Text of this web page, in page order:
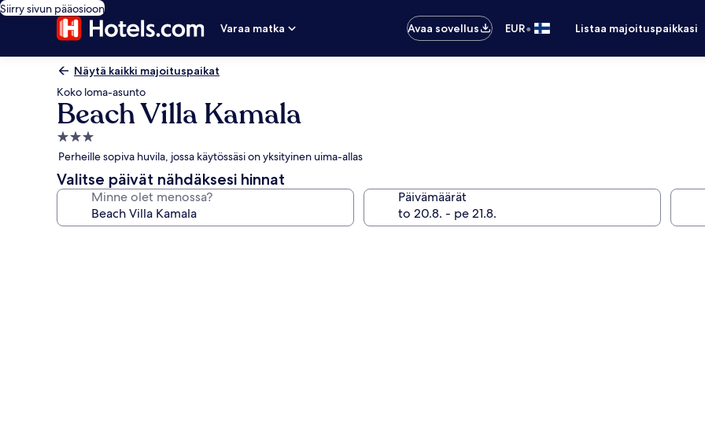
Siirry sivun pääosioon
Varaa matka
Avaa sovellus EUR• Listaa majoituspaikkasi
Näytä kaikki majoituspaikat
Koko loma-asunto
Beach Villa Kamala
3.0
tähden
majoituspaikka
Perheille sopiva huvila, jossa käytössäsi on yksityinen uima-allas
Valitse päivät nähdäksesi hinnat
Minne olet menossa? Päivämäärät